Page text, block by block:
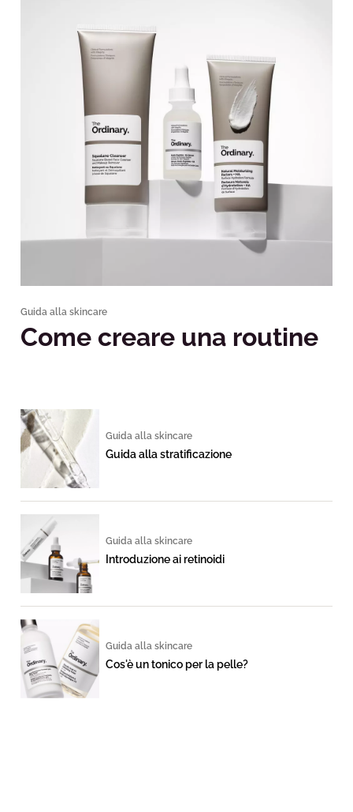
Guida alla skincare
Come creare una routine
Guida alla skincare
Guida alla stratificazione
Guida alla skincare
Introduzione ai retinoidi
Guida alla skincare
Cos'è un tonico per la pelle?